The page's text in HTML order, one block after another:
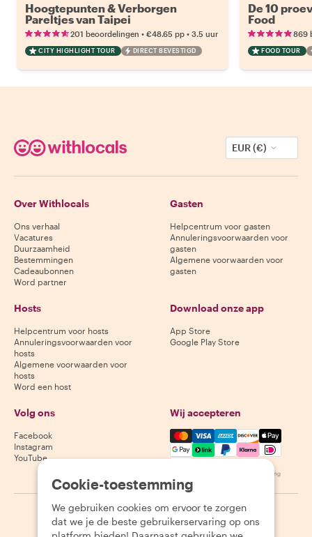
Hoogtepunten & Verborgen
Pareltjes van Taipei
201 beoordelingen • €48.65 pp • 3.5 uur
CITY HIGHLIGHT TOUR DIRECT BEVESTIGD
De 10
Food
869
FOOD TOUR
EUR (€)
Over Withlocals
Ons verhaal
Vacatures
Duurzaamheid
Bestemmingen
Cadeaubonnen
Word partner
Gasten
Helpcentrum voor gasten
Annuleringsvoorwaarden voor
gasten
Algemene voorwaarden voor
gasten
Hosts
Helpcentrum voor hosts
Annuleringsvoorwaarden voor
hosts
Algemene voorwaarden voor
hosts
Word een host
Download onze app
App Store
Google Play Store
Volg ons
Facebook
Instagram
YouTube
Wij accepteren
Mastercard, Visa, Amex,
Beschikbaarheid varieert per bestemming
2026 Withlocals.com Privacybeleid Cookies
Cookie-toestemming
We gebruiken cookies om ervoor te zorgen
dat we je de beste gebruikerservaring op ons